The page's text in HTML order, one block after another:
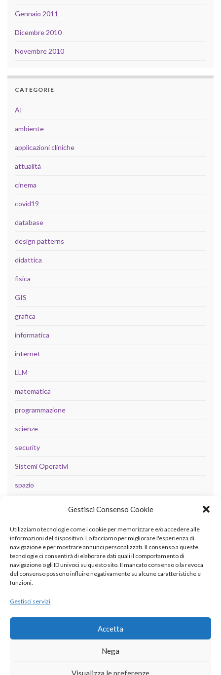
Gestisci Consenso Cookie
Utilizziamo tecnologie come i cookie per memorizzare e/o accedere alle
informazioni del dispositivo. Lo facciamo per migliorare l'esperienza di
navigazione e per mostrare annunci personalizzati. Il consenso a queste
tecnologie ci consentirà di elaborare dati quali il comportamento di
navigazione o gli ID univoci su questo sito. Il mancato consenso o la revoca
del consenso possono influire negativamente su alcune caratteristiche e
funzioni.
Gestisci servizi
Accetta
Nega
Visualizza le preferenze
Gennaio 2011
Dicembre 2010
Novembre 2010
CATEGORIE
AI
ambiente
applicazioni cliniche
attualità
cinema
covid19
database
design patterns
didattica
fisica
GIS
grafica
informatica
internet
LLM
matematica
programmazione
scienze
security
Sistemi Operativi
spazio
META
Accedi
Feed dei contenuti
Feed dei commenti